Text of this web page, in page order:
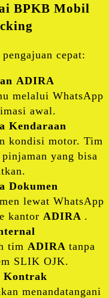
BPKB Mobil
cepat:
ADIRA
melalui WhatsApp
awal.
Kendaraan
kondisi motor. Tim
yang bisa
Dokumen
lewat WhatsApp
kantor ADIRA .
tim ADIRA tanpa
SLIK OJK.
Kontrak
menandatangani